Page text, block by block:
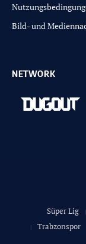
Bild- und
NETWORK
Süper Lig
Trabzonspor